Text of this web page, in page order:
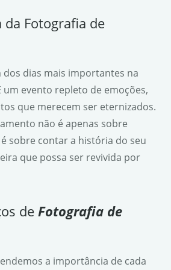
Fotografia de
dos dias mais importantes na
um evento repleto de emoções,
que merecem ser eternizados.
não é apenas sobre
sobre contar a história do seu
que possa ser revivida por
de Fotografia de
a importância de cada